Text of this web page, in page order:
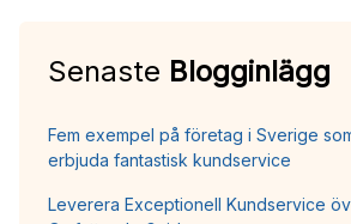
Senaste Blogginlägg
Fem exempel på företag i Sverige
erbjuda fantastisk kundservice
Leverera Exceptionell Kundservice